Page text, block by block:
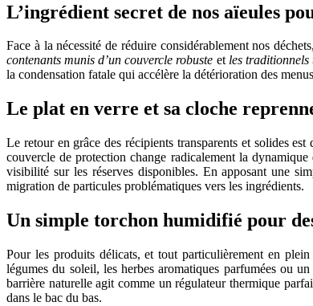
L’ingrédient secret de nos aïeules
Face à la nécessité de réduire considérablement nos
contenants munis d’un couvercle robuste et les traditionnels
la condensation fatale qui accélère la détérioration des
Le plat en verre et sa cloche
Le retour en grâce des récipients transparents et solides
couvercle de protection change radicalement la
visibilité sur les réserves disponibles. En apposant une
migration de particules problématiques vers les ingrédients.
Un simple torchon humidifié pour
Pour les produits délicats, et tout particulièrement en
légumes du soleil, les herbes aromatiques parfumées ou
barrière naturelle agit comme un régulateur thermique
dans le bac du bas.